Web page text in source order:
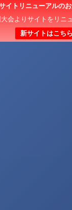
イトリニューアルの
会よりサイトをリニ
新サイトはこちら